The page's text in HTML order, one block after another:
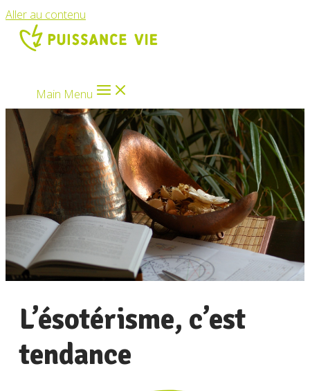
Aller au contenu
Main Menu
L’ésotérisme, c’est
tendance